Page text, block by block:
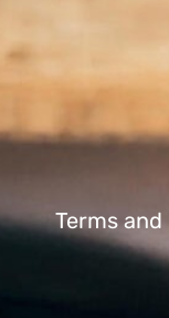
Terms